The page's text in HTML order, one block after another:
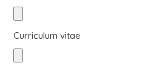
Curriculum vitae